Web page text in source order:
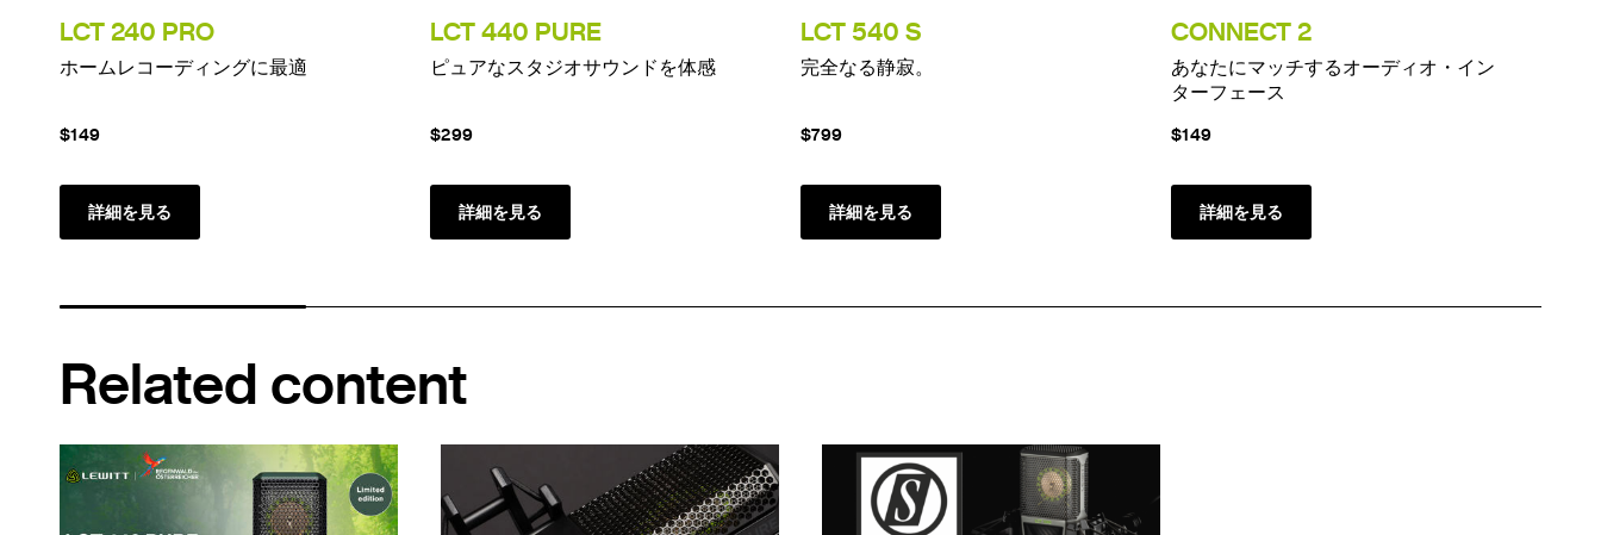
LCT 240 PRO
ホームレコーディングに最適
$149
詳細を見る
LCT 440 PURE
ピュアなスタジオサウンドを体感
$299
詳細を見る
LCT 540 S
完全なる静寂。
$799
詳細を見る
CONNECT 2
あなたにマッチするオーディオ・イン
ターフェース
$149
詳細を見る
Related content